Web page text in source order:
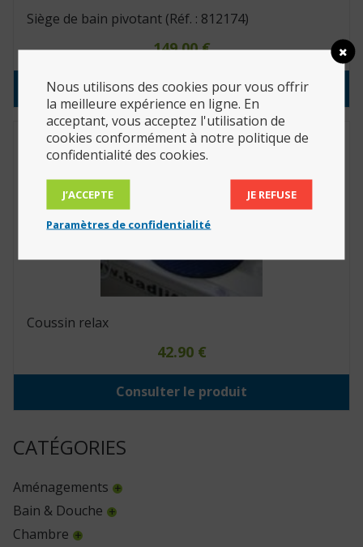
CATÉGORIES
Aménagements
Bain & Douche
Chambre
Siège de bain pivotant (Réf. : 812174)
149.00€
Consulter le produit
Coussin relax
42.90 €
Consulter le produit
Nous utilisons des cookies pour vous offrir
la meilleure expérience en ligne. En
acceptant, vous acceptez l'utilisation de
cookies conformément à notre politique de
confidentialité des cookies.
J’ACCEPTE JE REFUSE
Paramètres de confidentialité